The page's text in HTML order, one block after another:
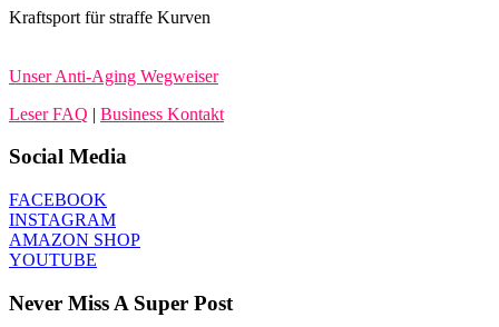
Kraftsport für straffe Kurven
Unser Anti-Aging Wegweiser
Leser FAQ | Business Kontakt
Social Media
FACEBOOK
INSTAGRAM
AMAZON SHOP
YOUTUBE
Never Miss A Super Post